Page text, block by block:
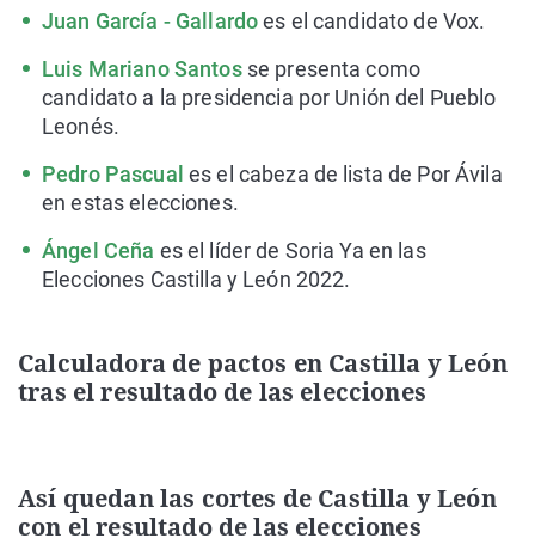
Juan García - Gallardoes el candidato de Vox.
Luis Mariano Santosse presenta como
candidato a la presidencia por Unión del Pueblo
Leonés.
Pedro Pascual es el cabeza de lista de Por Ávila
en estas elecciones.
Ángel Ceña es el líder de Soria Ya en las
Elecciones Castilla y León 2022.
Calculadora de pactos en Castilla y León
tras el resultado de las elecciones
Así quedan las cortes de Castilla y León
con el resultado de las elecciones